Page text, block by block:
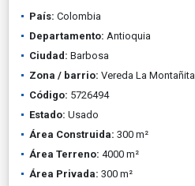
País: Colombia
Departamento: Antioquia
Ciudad: Barbosa
Zona / barrio: Vereda La Montañita
Código: 5726494
Estado: Usado
Área Construida: 300 m²
Área Terreno: 4000 m²
Área Privada: 300 m²